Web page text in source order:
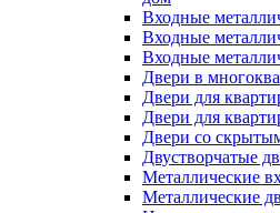
Входные
Входные
Входные
Двери в
Двери для
Двери для
Двери со
Двустворчатые
Металлические
Металлические